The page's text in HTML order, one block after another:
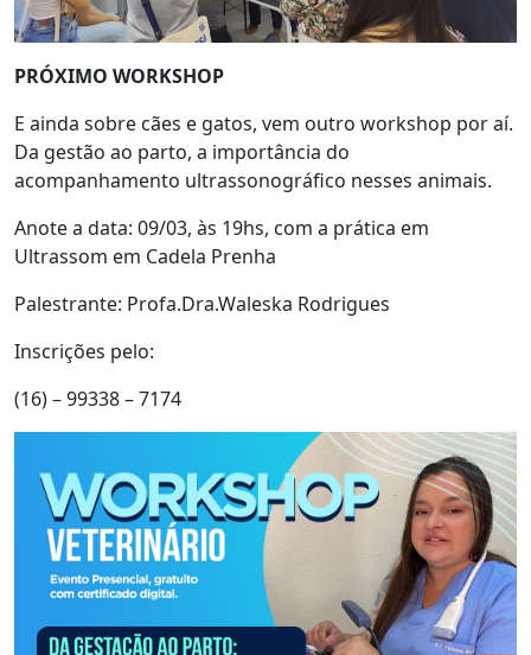
PRÓXIMO WORKSHOP
E ainda sobre cães e gatos, vem outro workshop por aí.
Da gestão ao parto, a importância do
acompanhamento ultrassonográfico nesses animais.
Anote a data: 09/03, às 19hs, com a prática em
Ultrassom em Cadela Prenha
Palestrante: Profa.Dra.Waleska Rodrigues
Inscrições pelo:
(16) – 99338 – 7174